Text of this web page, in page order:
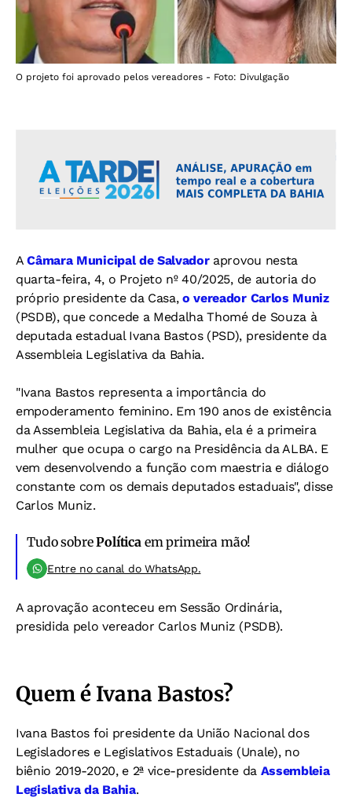
O projeto foi aprovado pelos vereadores - Foto: Divulgação
ACâmara Municipal de Salvador aprovou nesta
quarta-feira, 4, o Projeto nº 40/2025, de autoria do
próprio presidente da Casa,o vereador Carlos Muniz
(PSDB), que concede a Medalha Thomé de Souza à
deputada estadual Ivana Bastos (PSD), presidente da
Assembleia Legislativa da Bahia.
"Ivana Bastos representa a importância do
empoderamento feminino. Em 190 anos de existência
da Assembleia Legislativa da Bahia, ela é a primeira
mulher que ocupa o cargo na Presidência da ALBA. E
vem desenvolvendo a função com maestria e diálogo
constante com os demais deputados estaduais", disse
Carlos Muniz.
Tudo sobrePolítica em primeira mão!
Entre no canal do WhatsApp.
A aprovação aconteceu em Sessão Ordinária,
presidida pelo vereador Carlos Muniz (PSDB).
Quem é Ivana Bastos?
Ivana Bastos foi presidente da União Nacional dos
Legisladores e Legislativos Estaduais (Unale), no
biênio 2019-2020, e 2ª vice-presidente da Assembleia
Legislativa da Bahia.